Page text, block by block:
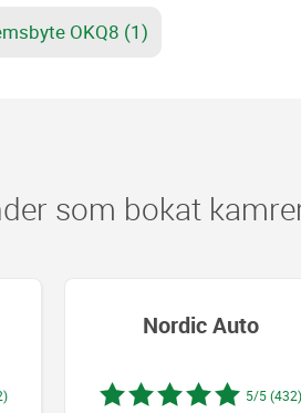
OKQ8 (1)
som bokat
Nordic Auto
5/5 (432)